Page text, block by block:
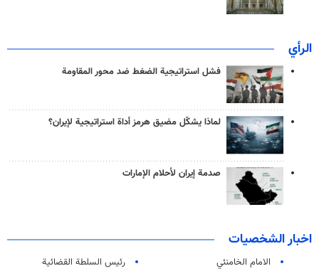
الرأي
فشل استراتيجية الضغط ضد محور المقاومة
لماذا يشكّل مضيق هرمز أداة استراتيجية لإيران؟
صدمة إيران لأحلام الإمارات
اخبار الشخصيات
الامام الخامنئي
رئیس السلطة القضائیة